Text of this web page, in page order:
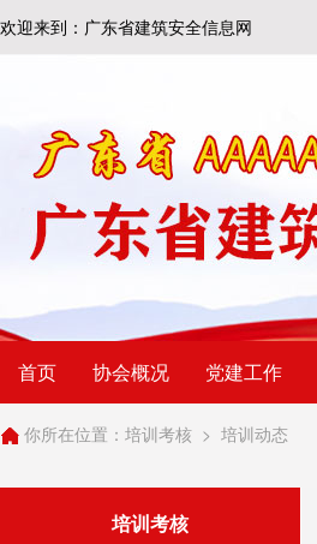
欢迎来到：广东省建筑安全信息网
首页 协会概况 党建工作
你所在位置： 培训考核 > 培训动态
培训考核